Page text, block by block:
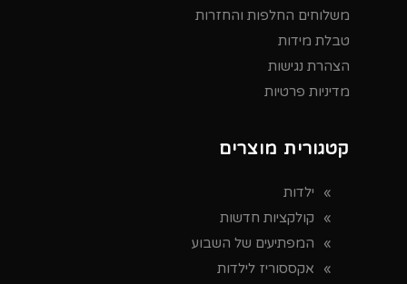
משלוחים החלפות והחזרות
טבלת מידות
הצהרת נגישות
מדיניות פרטיות
קטגורית מוצרים
ילדות
קולקציות חדשות
המפתיעים של השבוע
אקססוריז לילדות